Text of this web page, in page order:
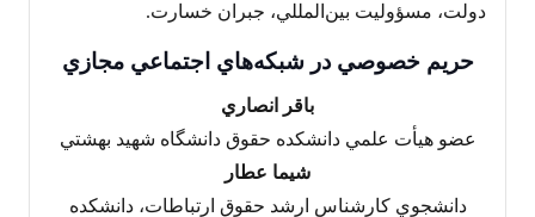
دولت، مسؤوليت بين‌المللي، جبران خسارت.
حريم خصوصي در شبکه‌هاي اجتماعي مجازي
باقر انصاري
عضو هيأت علمي دانشکده حقوق دانشگاه شهيد بهشتي
شيما عطار
دانشجوي کارشناس ارشد حقوق ارتباطات، دانشکده